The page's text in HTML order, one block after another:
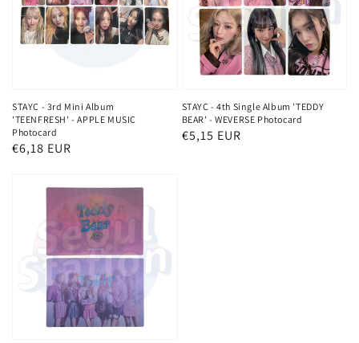
STAYC - 3rd Mini Album
'TEENFRESH' - APPLE MUSIC
Photocard
Normaler
€6,18 EUR
STAYC - 4th Single Album 'TEDDY
BEAR' - WEVERSE Photocard
Normaler
€5,15 EUR